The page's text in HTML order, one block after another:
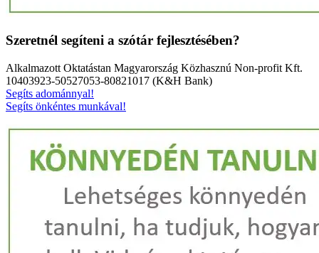
Szeretnél segíteni a szótár fejlesztésében?
Alkalmazott Oktatástan Magyarország Közhasznú Non-profit Kft.
10403923-50527053-80821017 (K&H Bank)
Segíts adománnyal!
Segíts önkéntes munkával!